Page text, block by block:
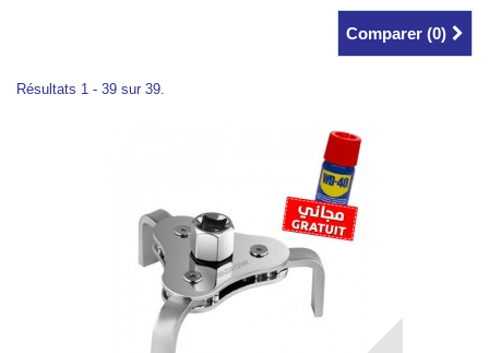
Comparer (0)
Résultats 1 - 39 sur 39.